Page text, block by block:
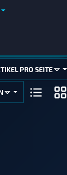
PRO SEITE